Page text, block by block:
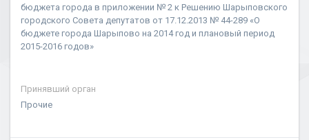
бюджета города в приложении № 2 к Решению Шарыповского
городского Совета депутатов от 17.12.2013 № 44-289 «О
бюджете города Шарыпово на 2014 год и плановый период
2015-2016 годов»
Принявший орган
Прочие